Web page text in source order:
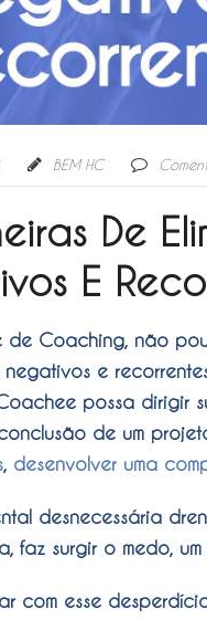
BEM HC
De
E
Coaching, não
negativos e
possa dirigir
de um
, desenvolver uma
desnecessária
faz surgir o medo,
com esse